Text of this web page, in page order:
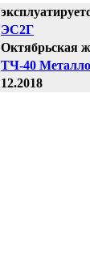
ЭС2Г
Октябрьская
ТЧ-40
12.2018